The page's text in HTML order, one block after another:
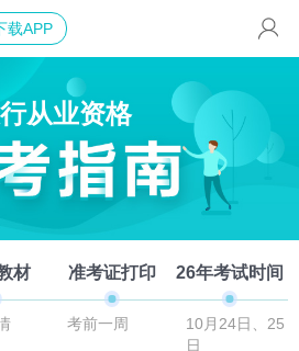
载APP
从业资格
材 准考证打印
考前一周
26年考试时间
10月24日、25
日